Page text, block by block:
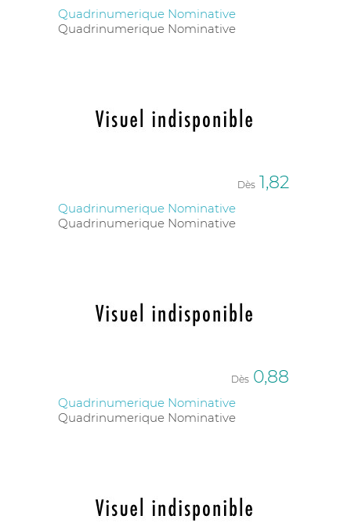
Quadrinumerique Nominative
Quadrinumerique Nominative
Dès 1,82
Quadrinumerique Nominative
Quadrinumerique Nominative
Dès 0,88
Quadrinumerique Nominative
Quadrinumerique Nominative